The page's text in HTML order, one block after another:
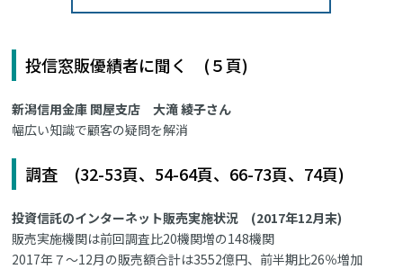
投信窓販優績者に聞く (５頁)
新潟信用金庫 関屋支店 大滝 綾子さん
幅広い知識で顧客の疑問を解消
調査 (32-53頁、54-64頁、66-73頁、74頁)
投資信託のインターネット販売実施状況 (2017年12月末)
販売実施機関は前回調査比20機関増の148機関
2017年７～12月の販売額合計は3552億円、前半期比26％増加